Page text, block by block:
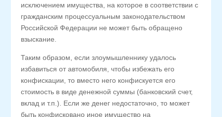
исключением имущества, на которое в соответствии с
гражданским процессуальным законодательством
Российской Федерации не может быть обращено
взыскание.
Таким образом, если злоумышленнику удалось
избавиться от автомобиля, чтобы избежать его
конфискации, то вместо него конфискуется его
стоимость в виде денежной суммы (банковский счет,
вклад и т.п.). Если же денег недостаточно, то может
быть конфисковано иное имущество на